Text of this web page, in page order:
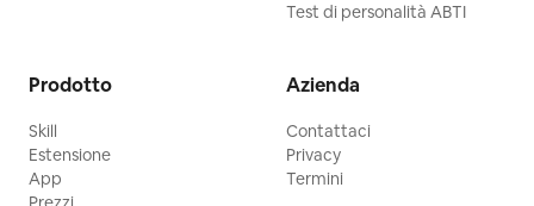
Test di personalità ABTI
Prodotto
Skill
Estensione
App
Azienda
Contattaci
Privacy
Termini